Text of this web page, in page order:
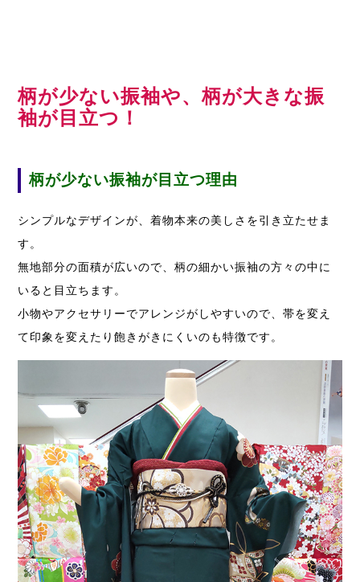
柄が少ない振袖や、柄が大きな振
袖が目立つ！
柄が少ない振袖が目立つ理由
シンプルなデザインが、着物本来の美しさを引き立たせま
す。
無地部分の面積が広いので、柄の細かい振袖の方々の中に
いると目立ちます。
小物やアクセサリーでアレンジがしやすいので、帯を変え
て印象を変えたり飽きがきにくいのも特徴です。